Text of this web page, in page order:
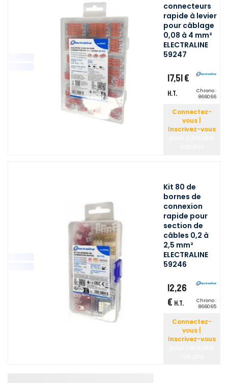
connecteurs
rapide à levier
pour câblage
0,08 à 4 mm²
ELECTRALINE
59247
17,51 €
H.T.
Chrono :
866066
Connectez-
vous |
Inscrivez-vous
Kit 80 de
bornes de
connexion
rapide pour
section de
câbles 0,2 à
2,5 mm²
ELECTRALINE
59246
12,26
€ H.T.
Chrono :
866065
Connectez-
vous |
Inscrivez-vous